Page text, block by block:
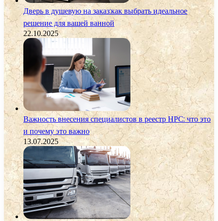
Дверь в душевую на заказ:как выбрать идеальное
решение для вашей ванной
22.10.2025
Важность внесения специалистов в реестр НРС: что это
и почему это важно
13.07.2025